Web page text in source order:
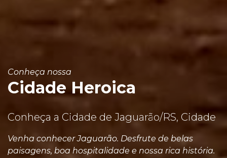
Conheça nossa
Cidade Heroica
Conheça a Cidade de Jaguarão/RS, Cidade
Venha conhecer Jaguarão. Desfrute de belas
paisagens, boa hospitalidade e nossa rica história.